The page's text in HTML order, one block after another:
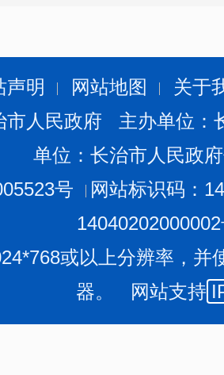
声明 网站地图
关于
市人民政府 主办单位
单位：长治市人民政
号
网站标识码：
或以上分辨率，并
器。 网站支持